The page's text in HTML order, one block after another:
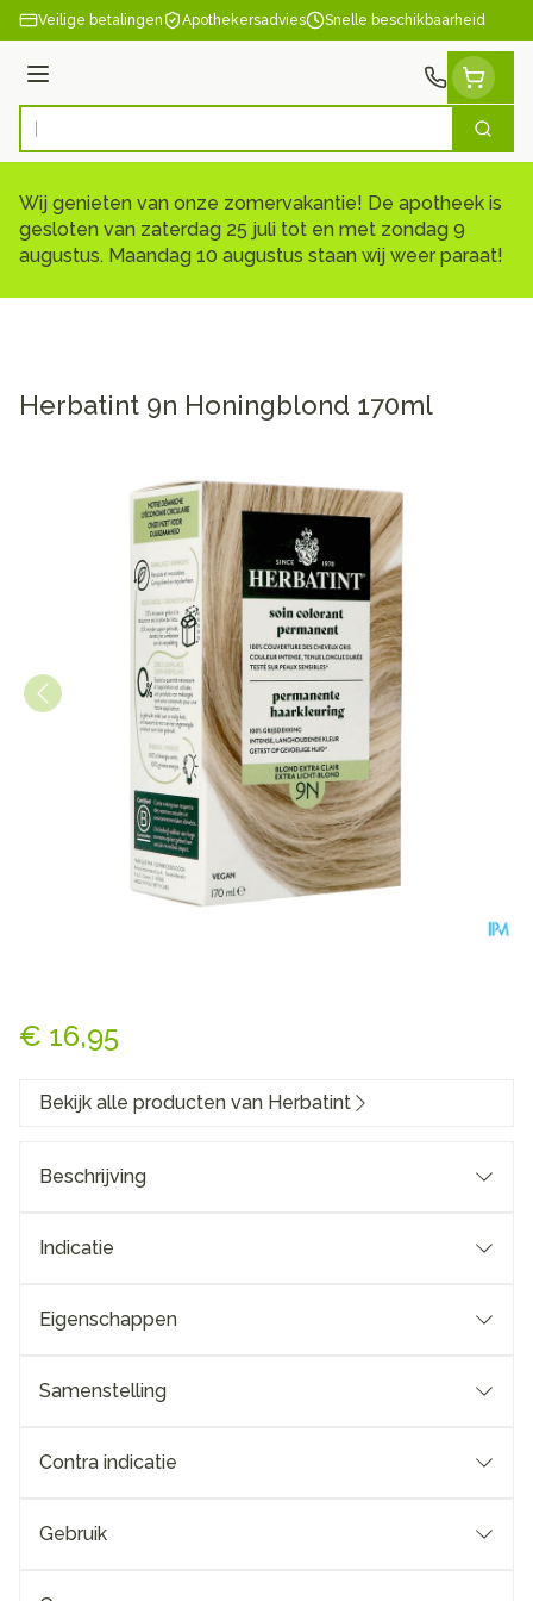
Ga naar de inhoud
Veilige betalingen Apothekersadvies Snelle beschikbaarheid
Menu
Product, merk, categorie... Zoek
Wij genieten van onze zomervakantie! De apotheek is
gesloten van zaterdag 25 juli tot en met zondag 9
augustus. Maandag 10 augustus staan wij weer paraat!
Herbatint 9n Honingblond 170ml
€ 16,95
Bekijk alle producten van Herbatint
Beschrijving
Indicatie
Eigenschappen
Samenstelling
Contra indicatie
Gebruik